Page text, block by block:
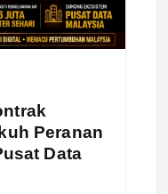
Peranan
Data